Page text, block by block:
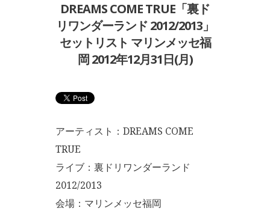
DREAMS COME TRUE「裏ド
リワンダーランド 2012/2013」
セットリスト マリンメッセ福
岡 2012年12月31日(月)
アーティスト：DREAMS COME
TRUE
ライブ：裏ドリワンダーランド
2012/2013
会場：マリンメッセ福岡